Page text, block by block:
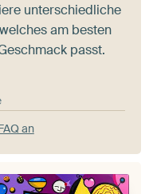
unterschiedliche
am besten
passt.
an